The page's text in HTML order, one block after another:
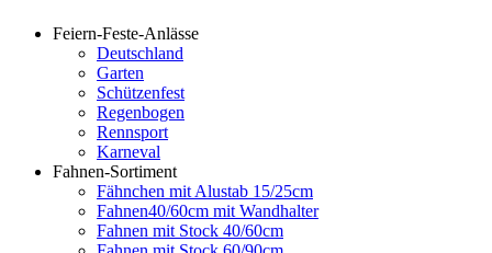
Feiern-Feste-Anlässe
Deutschland
Garten
Schützenfest
Regenbogen
Rennsport
Karneval
Fahnen-Sortiment
Fähnchen mit Alustab 15/25cm
Fahnen40/60cm mit Wandhalter
Fahnen mit Stock 40/60cm